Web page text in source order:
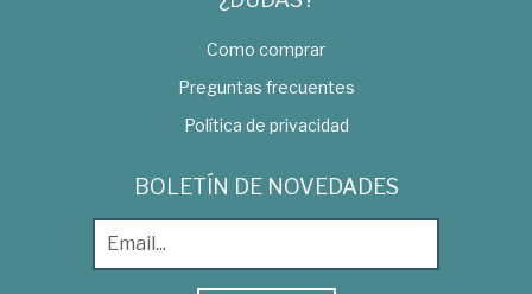
Como comprar
Preguntas frecuentes
Política de privacidad
BOLETÍN DE NOVEDADES